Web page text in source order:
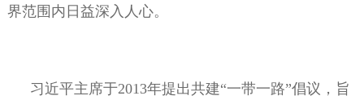
界范围内日益深入人心。
习近平主席于2013年提出共建“一带一路”倡议，旨